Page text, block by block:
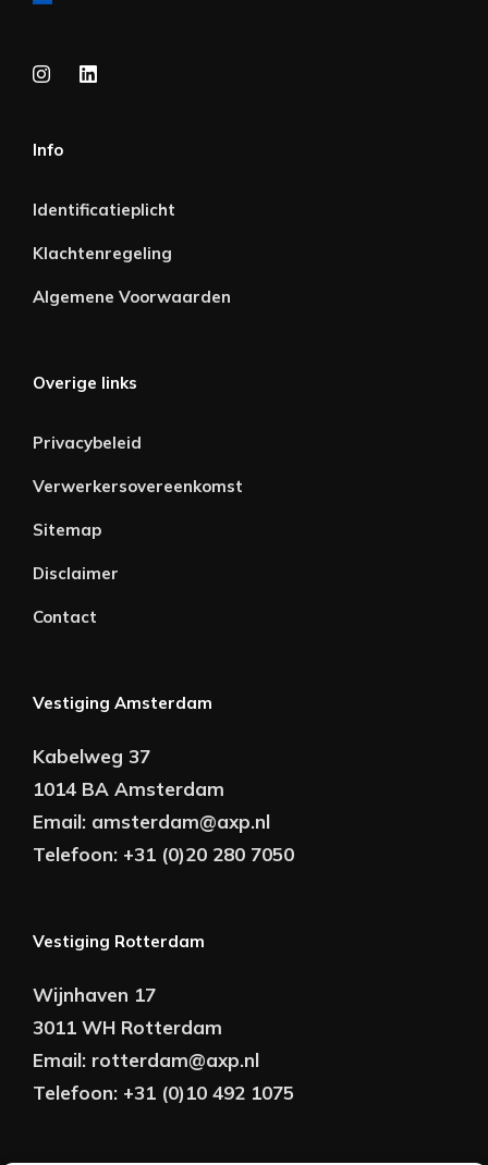
Info
Identificatieplicht
Klachtenregeling
Algemene Voorwaarden
Overige links
Privacybeleid
Verwerkersovereenkomst
Sitemap
Disclaimer
Contact
Vestiging Amsterdam
Kabelweg 37
1014 BA Amsterdam
Email: amsterdam@axp.nl
Telefoon: +31 (0)20 280 7050
Vestiging Rotterdam
Wijnhaven 17
3011 WH Rotterdam
Email: rotterdam@axp.nl
Telefoon: +31 (0)10 492 1075